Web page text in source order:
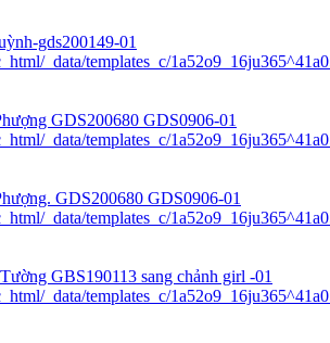
_data/templates_c/
_data/templates_c/
_data/templates_c/
_data/templates_c/